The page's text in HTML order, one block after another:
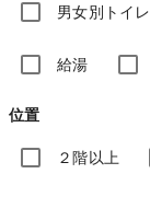
男女別トイレ
給湯
位置
２階以上